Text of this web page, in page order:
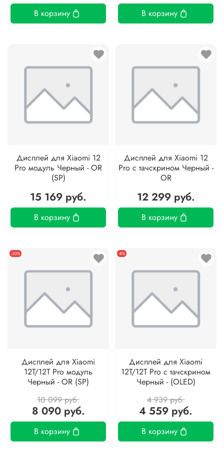
В корзину В корзину
Дисплей для Xiaomi 12
Pro модуль Черный - OR
(SP)
15 169 руб.
В корзину
Дисплей для Xiaomi 12
Pro с тачскрином Черный -
OR
12 299 руб.
В корзину
-20%
Дисплей для Xiaomi
12T/12T Pro модуль
Черный - OR (SP)
10 099 руб.
8 090 руб.
В корзину
-8%
Дисплей для Xiaomi
12T/12T Pro с тачскрином
Черный - (OLED)
4 939 руб.
4 559 руб.
В корзину